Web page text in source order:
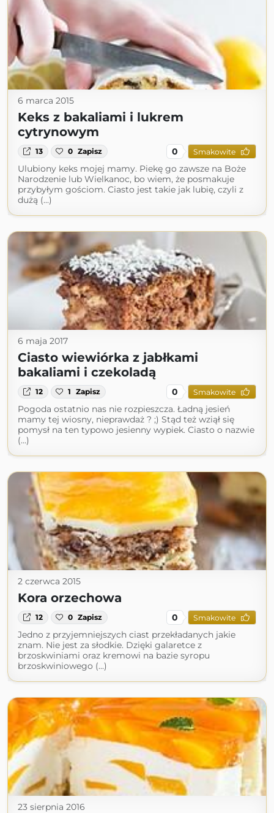
6 marca 2015
Keks z bakaliami i lukrem
cytrynowym
13 0 Zapisz 0 Smakowite
Ulubiony keks mojej mamy. Piekę go zawsze na Boże
Narodzenie lub Wielkanoc, bo wiem, że posmakuje
przybyłym gościom. Ciasto jest takie jak lubię, czyli z
dużą (...)
6 maja 2017
Ciasto wiewiórka z jabłkami
bakaliami i czekoladą
12 1 Zapisz 0 Smakowite
Pogoda ostatnio nas nie rozpieszcza. Ładną jesień
mamy tej wiosny, nieprawdaż ? ;) Stąd też wziął się
pomysł na ten typowo jesienny wypiek. Ciasto o nazwie
(...)
2 czerwca 2015
Kora orzechowa
12 0 Zapisz 0 Smakowite
Jedno z przyjemniejszych ciast przekładanych jakie
znam. Nie jest za słodkie. Dzięki galaretce z
brzoskwiniami oraz kremowi na bazie syropu
brzoskwiniowego (...)
23 sierpnia 2016